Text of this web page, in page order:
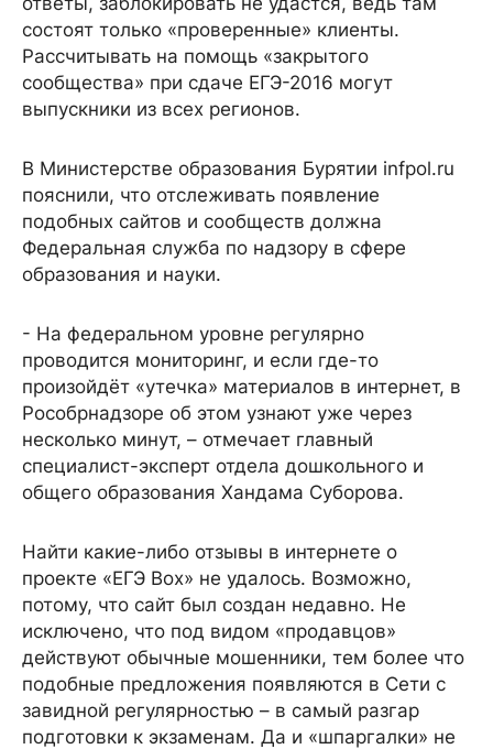
состоят только «проверенные» клиенты.
Рассчитывать на помощь «закрытого
сообщества» при сдаче ЕГЭ-2016 могут
выпускники из всех регионов.
В Министерстве образования Бурятии infpol.ru
пояснили, что отслеживать появление
подобных сайтов и сообществ должна
Федеральная служба по надзору в сфере
образования и науки.
- На федеральном уровне регулярно
проводится мониторинг, и если где-то
произойдёт «утечка» материалов в интернет, в
Рособрнадзоре об этом узнают уже через
несколько минут, – отмечает главный
специалист-эксперт отдела дошкольного и
общего образования Хандама Суборова.
Найти какие-либо отзывы в интернете о
проекте «ЕГЭ Box» не удалось. Возможно,
потому, что сайт был создан недавно. Не
исключено, что под видом «продавцов»
действуют обычные мошенники, тем более что
подобные предложения появляются в Сети с
завидной регулярностью – в самый разгар
подготовки к экзаменам. Да и «шпаргалки» не